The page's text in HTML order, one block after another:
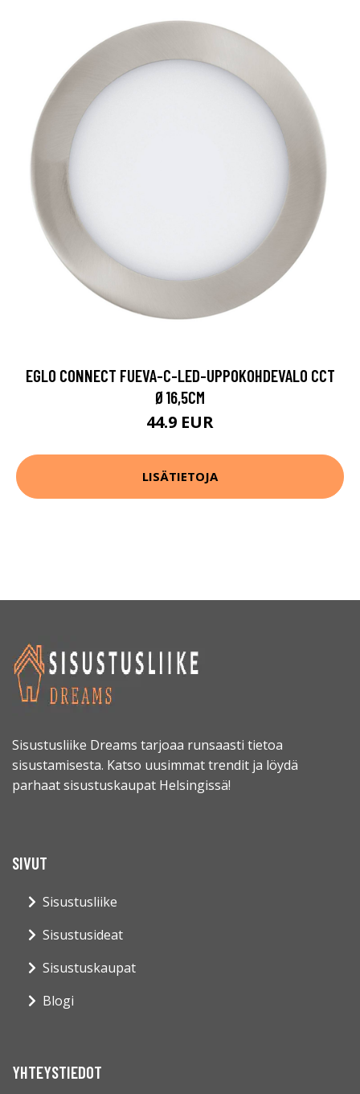
EGLO CONNECT FUEVA-C-LED-UPPOKOHDEVALO CCT
Ø16,5CM
44.9 EUR
LISÄTIETOJA
Sisustusliike Dreams tarjoaa runsaasti tietoa
sisustamisesta. Katso uusimmat trendit ja löydä
parhaat sisustuskaupat Helsingissä!
SIVUT
Sisustusliike
Sisustusideat
Sisustuskaupat
Blogi
YHTEYSTIEDOT